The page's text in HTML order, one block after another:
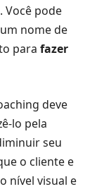
Você pode
nome de
para fazer
deve
lo pela
seu
o cliente e
nível visual e